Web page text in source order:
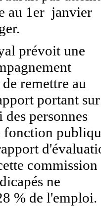
au 1er janvier
prévoit une
remettre au
portant
personnes
fonction
commission
ne
% de l'emploi.